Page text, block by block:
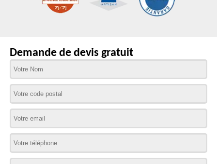
Demande de devis gratuit